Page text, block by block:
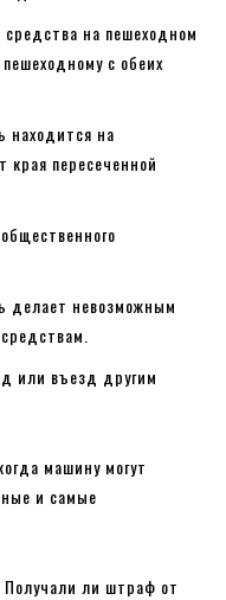
средства на пешеходном
с обеих
находится на
края пересеченной
делает невозможным
или въезд другим
машину могут
и самые
Получали ли штраф от